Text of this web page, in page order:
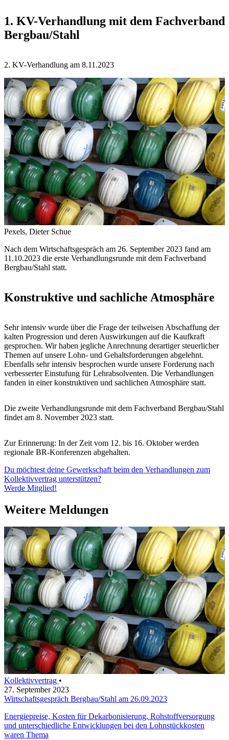
1. KV-Verhandlung mit dem Fachverband
Bergbau/Stahl
2. KV-Verhandlung am 8.11.2023
Pexels, Dieter Schue
Nach dem Wirtschaftsgespräch am 26. September 2023 fand am
11.10.2023 die erste Verhandlungsrunde mit dem Fachverband
Bergbau/Stahl statt.
Konstruktive und sachliche Atmosphäre
Sehr intensiv wurde über die Frage der teilweisen Abschaffung der
kalten Progression und deren Auswirkungen auf die Kaufkraft
gesprochen. Wir haben jegliche Anrechnung derartiger steuerlicher
Themen auf unsere Lohn- und Gehaltsforderungen abgelehnt.
Ebenfalls sehr intensiv besprochen wurde unsere Forderung nach
verbesserter Einstufung für Lehrabsolventen. Die Verhandlungen
fanden in einer konstruktiven und sachlichen Atmosphäre statt.
Die zweite Verhandlungsrunde mit dem Fachverband Bergbau/Stahl
findet am 8. November 2023 statt.
Zur Erinnerung: In der Zeit vom 12. bis 16. Oktober werden
regionale BR-Konferenzen abgehalten.
Du möchtest deine Gewerkschaft beim den Verhandlungen zum
Kollektivvertrag unterstützen?
Werde Mitglied!
Weitere Meldungen
Kollektivvertrag •
27. September 2023
Wirtschaftsgespräch Bergbau/Stahl am 26.09.2023
Energiepreise, Kosten für Dekarbonisierung, Rohstoffversorgung
und unterschiedliche Entwicklungen bei den Lohnstückkosten
waren Thema